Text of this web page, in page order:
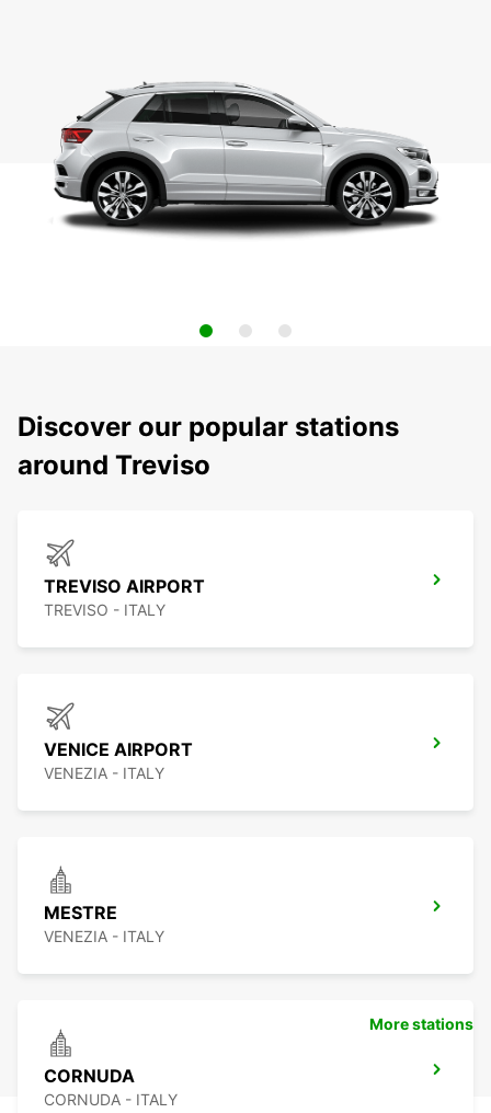
Discover our popular stations
around Treviso
TREVISO AIRPORT
TREVISO - ITALY
VENICE AIRPORT
VENEZIA - ITALY
MESTRE
VENEZIA - ITALY
CORNUDA
CORNUDA - ITALY
More stations